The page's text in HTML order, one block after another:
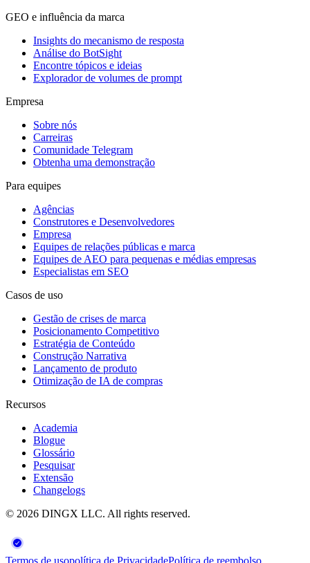
GEO e influência da marca
Insights do mecanismo de resposta
Análise do BotSight
Encontre tópicos e ideias
Explorador de volumes de prompt
Empresa
Sobre nós
Carreiras
Comunidade Telegram
Obtenha uma demonstração
Para equipes
Agências
Construtores e Desenvolvedores
Empresa
Equipes de relações públicas e marca
Equipes de AEO para pequenas e médias empresas
Especialistas em SEO
Casos de uso
Gestão de crises de marca
Posicionamento Competitivo
Estratégia de Conteúdo
Construção Narrativa
Lançamento de produto
Otimização de IA de compras
Recursos
Academia
Blogue
Glossário
Pesquisar
Extensão
Changelogs
© 2026 DINGX LLC. All rights reserved.
Termos de usopolítica de PrivacidadePolítica de reembolso